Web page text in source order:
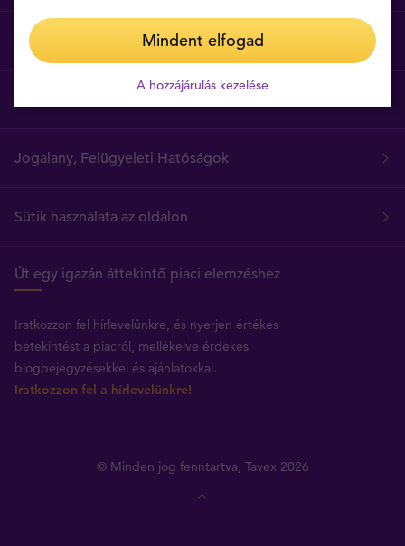
Gyakori kérdések
Jogalany, Felügyeleti Hatóságok
Sütik használata az oldalon
Út egy igazán áttekintő piaci elemzéshez
Iratkozzon fel hírlevelünkre, és nyerjen értékes
betekintést a piacról, mellékelve érdekes
blogbejegyzésekkel és ajánlatokkal.
Iratkozzon fel a hírlevelünkre!
© Minden jog fenntartva, Tavex 2026
Mindent elfogad
A hozzájárulás kezelése